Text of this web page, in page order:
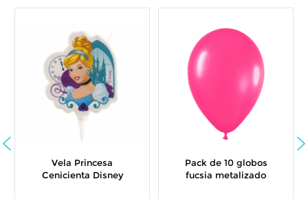
Vela Princesa
Cenicienta Disney
Pack de 10 globos
fucsia metalizado